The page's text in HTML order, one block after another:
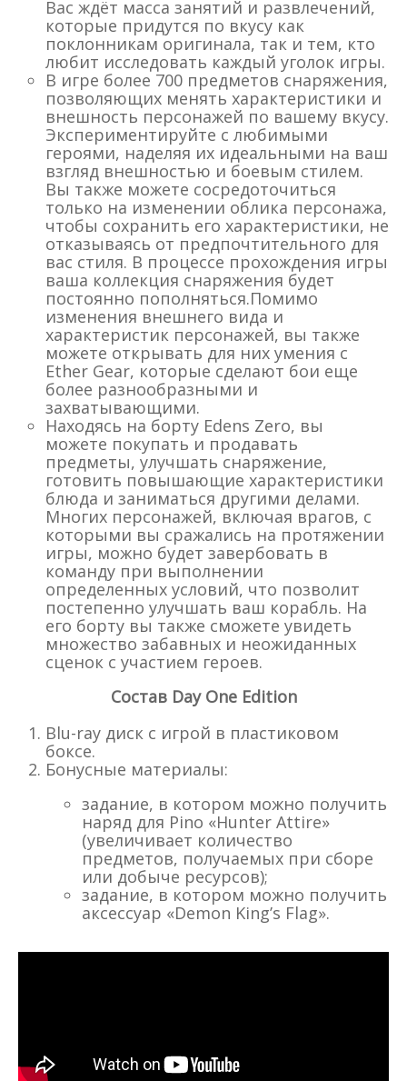
Вас ждёт масса занятий и развлечений,
которые придутся по вкусу как
поклонникам оригинала, так и тем, кто
любит исследовать каждый уголок игры.
В игре более 700 предметов снаряжения,
позволяющих менять характеристики и
внешность персонажей по вашему вкусу.
Экспериментируйте с любимыми
героями, наделяя их идеальными на ваш
взгляд внешностью и боевым стилем.
Вы также можете сосредоточиться
только на изменении облика персонажа,
чтобы сохранить его характеристики, не
отказываясь от предпочтительного для
вас стиля. В процессе прохождения игры
ваша коллекция снаряжения будет
постоянно пополняться.Помимо
изменения внешнего вида и
характеристик персонажей, вы также
можете открывать для них умения с
Ether Gear, которые сделают бои еще
более разнообразными и
захватывающими.
Находясь на борту Edens Zero, вы
можете покупать и продавать
предметы, улучшать снаряжение,
готовить повышающие характеристики
блюда и заниматься другими делами.
Многих персонажей, включая врагов, с
которыми вы сражались на протяжении
игры, можно будет завербовать в
команду при выполнении
определенных условий, что позволит
постепенно улучшать ваш корабль. На
его борту вы также сможете увидеть
множество забавных и неожиданных
сценок с участием героев.
Состав Day One Edition
Blu-ray диск с игрой в пластиковом
боксе.
Бонусные материалы:
задание, в котором можно получить
наряд для Pino «Hunter Attire»
(увеличивает количество
предметов, получаемых при сборе
или добыче ресурсов);
задание, в котором можно получить
аксессуар «Demon King’s Flag».